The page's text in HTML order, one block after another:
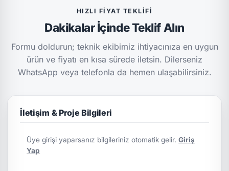
HIZLI FIYAT TEKLIFI
Dakikalar İçinde Teklif Alın
Formu doldurun; teknik ekibimiz ihtiyacınıza en uygun
ürün ve fiyatı en kısa sürede iletsin. Dilerseniz
WhatsApp veya telefonla da hemen ulaşabilirsiniz.
İletişim & Proje Bilgileri
Üye girişi yaparsanız bilgileriniz otomatik gelir.Giriş
Yap